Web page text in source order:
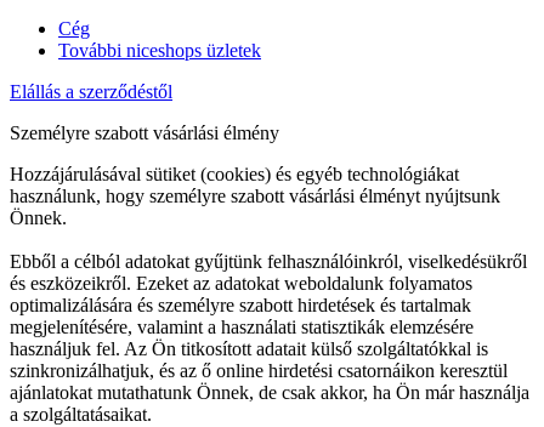
Cég
További niceshops üzletek
Elállás a szerződéstől
Személyre szabott vásárlási élmény
Hozzájárulásával sütiket (cookies) és egyéb technológiákat
használunk, hogy személyre szabott vásárlási élményt nyújtsunk
Önnek.
Ebből a célból adatokat gyűjtünk felhasználóinkról, viselkedésükről
és eszközeikről. Ezeket az adatokat weboldalunk folyamatos
optimalizálására és személyre szabott hirdetések és tartalmak
megjelenítésére, valamint a használati statisztikák elemzésére
használjuk fel. Az Ön titkosított adatait külső szolgáltatókkal is
szinkronizálhatjuk, és az ő online hirdetési csatornáikon keresztül
ajánlatokat mutathatunk Önnek, de csak akkor, ha Ön már használja
a szolgáltatásaikat.